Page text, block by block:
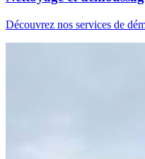
Découvrez nos services de